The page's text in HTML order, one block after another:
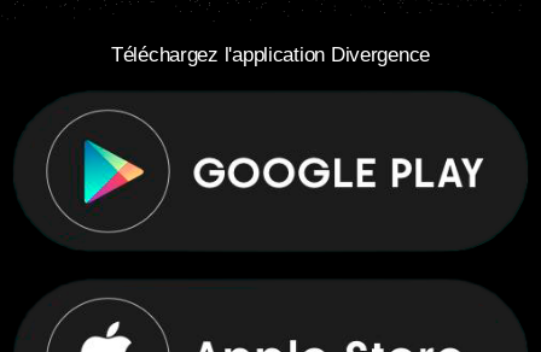
Téléchargez l'application Divergence